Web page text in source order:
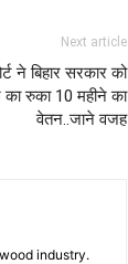
Next article
ने बिहार सरकार को
रुका 10 महीने का
वेतन..जाने वजह
industry.